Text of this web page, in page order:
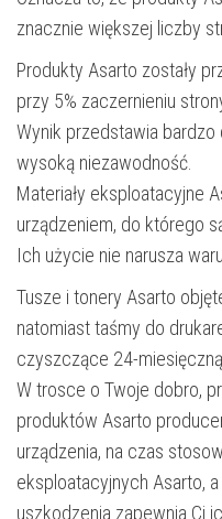
znacznie większej liczby
Produkty Asarto zostały
przy 5% zaczernieniu
Wynik przedstawia
wysoką niezawodność.
Materiały eksploatacyjne
urządzeniem, do którego
Ich użycie nie narusza
Tusze i tonery Asarto
natomiast taśmy do
czyszczące 24-miesięczną.
W trosce o Twoje dobro,
produktów Asarto
urządzenia, na czas
eksploatacyjnych Asarto,
uszkodzenia zapewnia Ci